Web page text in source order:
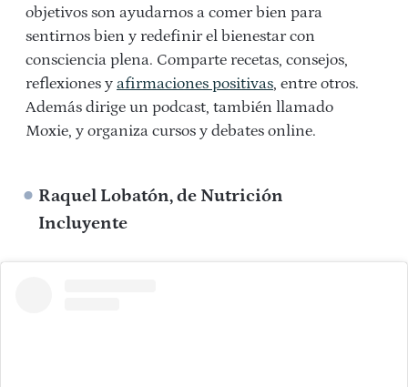
objetivos son ayudarnos a comer bien para
sentirnos bien y redefinir el bienestar con
consciencia plena. Comparte recetas, consejos,
reflexiones y afirmaciones positivas, entre otros.
Además dirige un podcast, también llamado
Moxie, y organiza cursos y debates online.
Raquel Lobatón, de Nutrición
Incluyente